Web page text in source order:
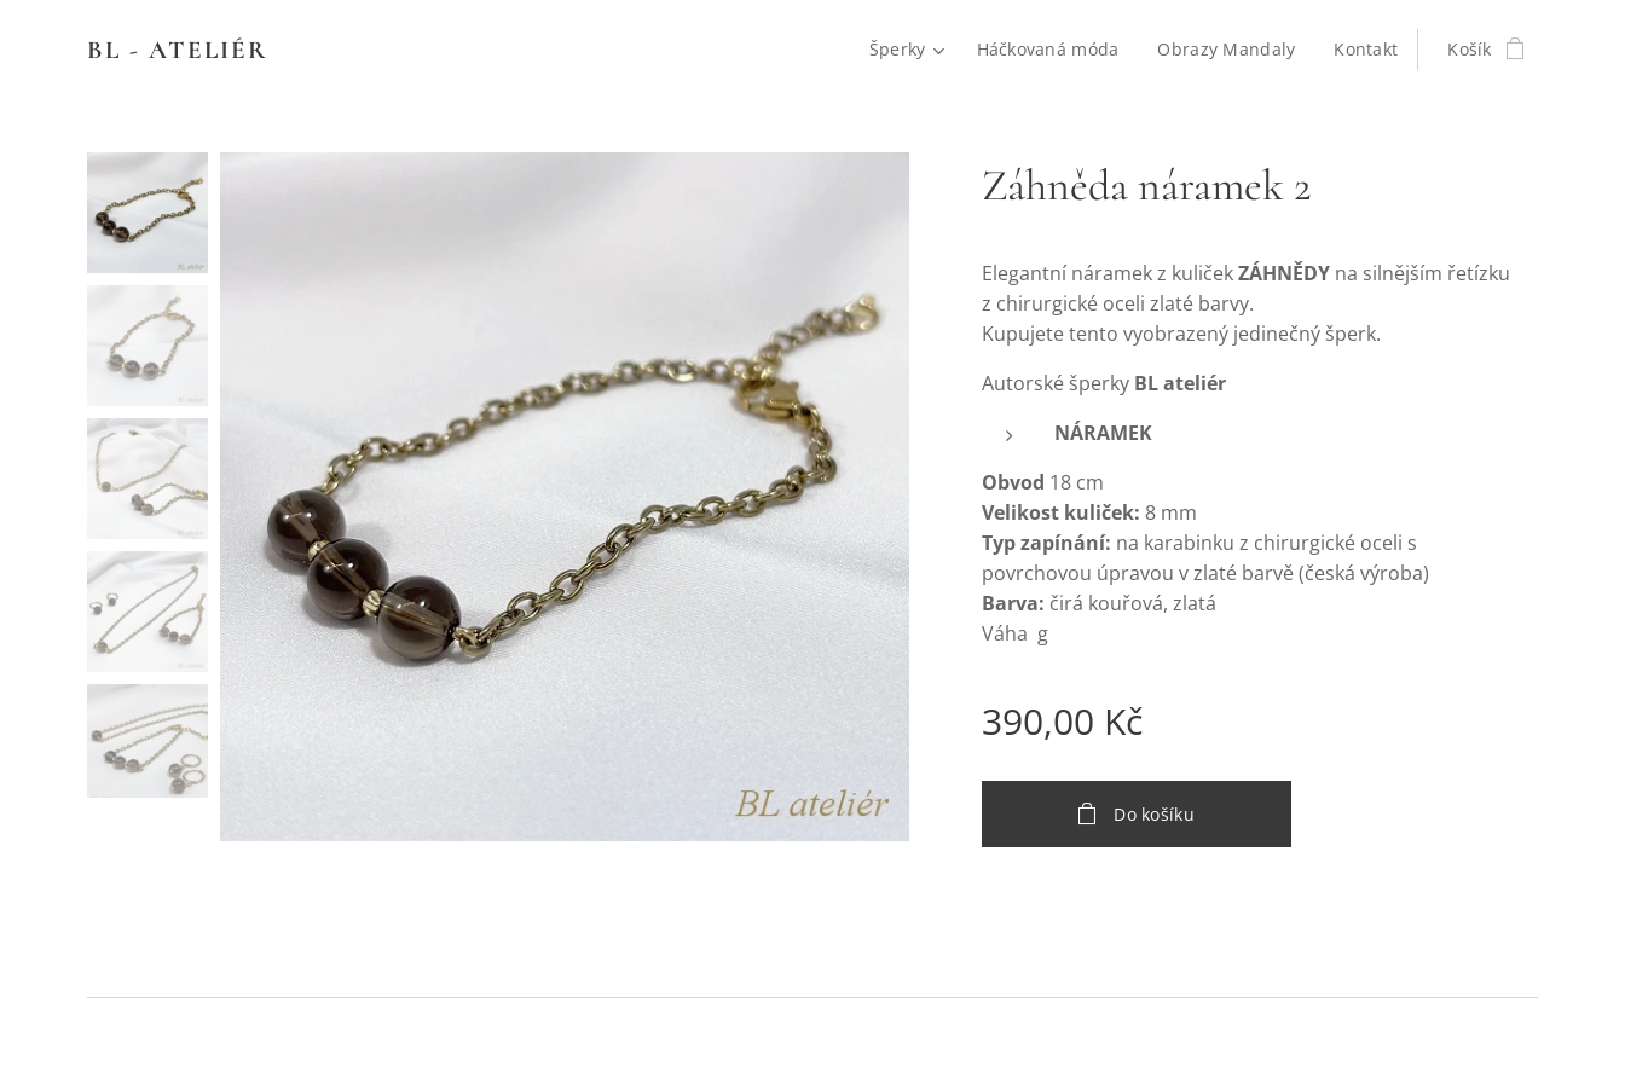
BL - ATELIÉR Šperky Háčkovaná móda Obrazy Mandaly Kontakt Košík
Záhněda náramek 2
Elegantní náramek z kuličekZÁHNĚDY na silnějším řetízku
z chirurgické oceli zlaté barvy.
Kupujete tento vyobrazený jedinečný šperk.
Autorské šperky BL ateliér
NÁRAMEK
Obvod 18 cm
Velikost kuliček: 8 mm
Typ zapínání: na karabinku z chirurgické oceli s
povrchovou úpravou v zlaté barvě (česká výroba)
Barva: čirá kouřová, zlatá
Váha g
390,00 Kč
Do košíku